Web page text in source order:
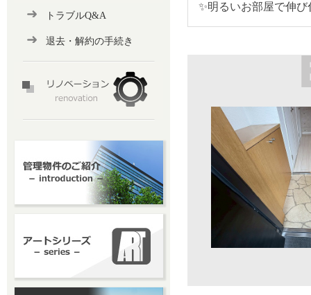
トラブルQ&A
退去・解約の手続き
✨明るいお部屋で伸び